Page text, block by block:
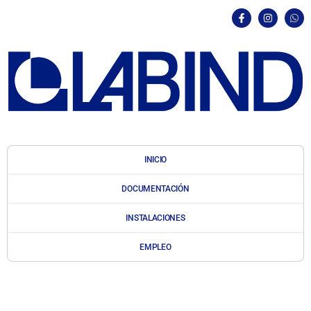
INICIO
DOCUMENTACIÓN
INSTALACIONES
EMPLEO